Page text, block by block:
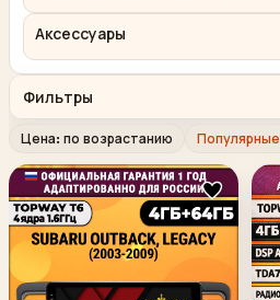
Аксессуары
Фильтры
Цена: по возрастанию Популярные